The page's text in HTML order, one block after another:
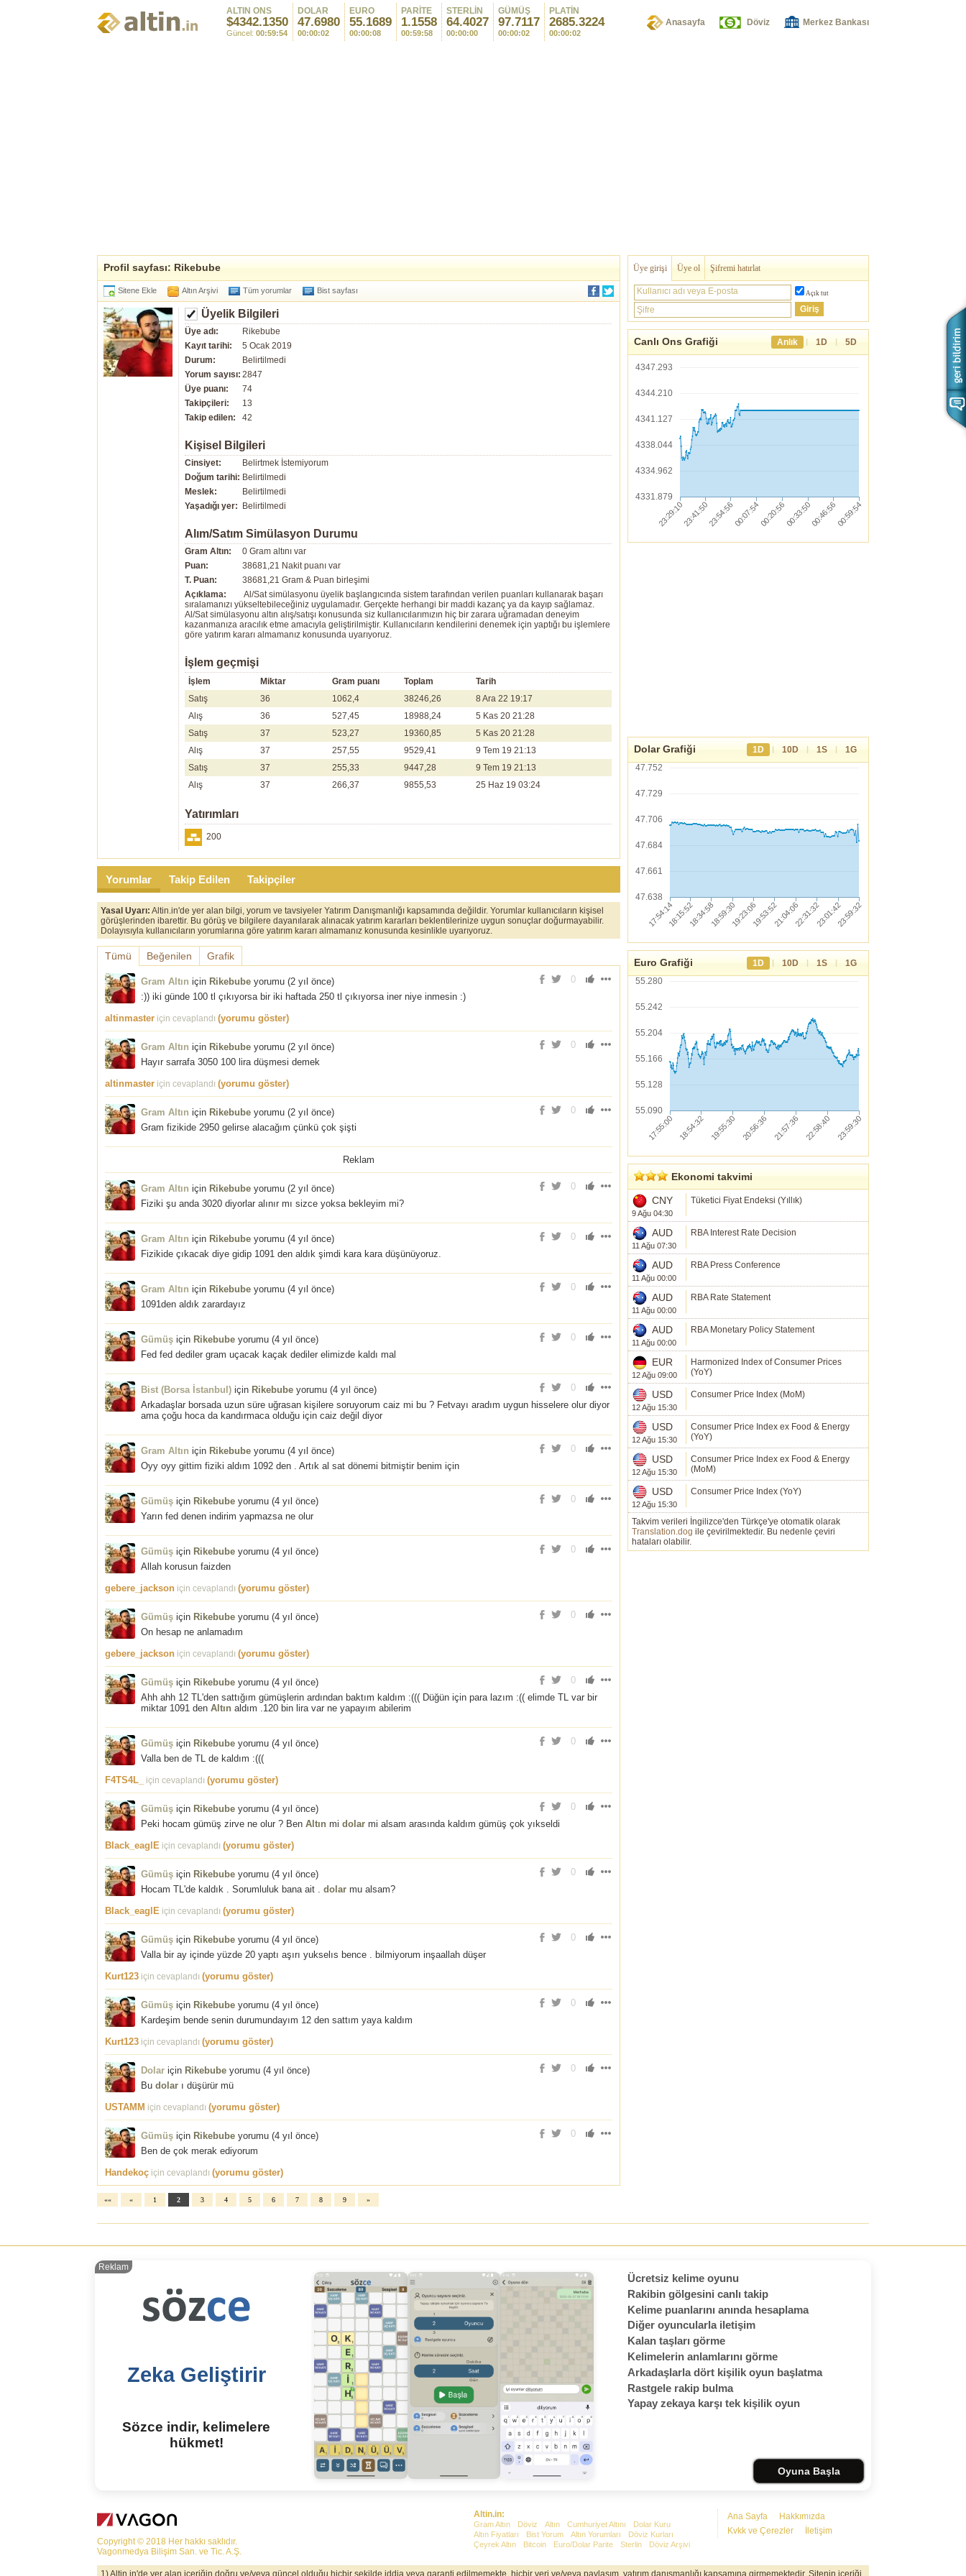
ALTIN ONS
$4342.1350
Güncel: 00:59:54
DOLAR
47.6980
00:00:02
EURO
55.1689
00:00:08
PARİTE
1.1558
00:59:58
STERLİN
64.4027
00:00:00
GÜMÜŞ
97.7117
00:00:02
PLATİN
2685.3224
00:00:02
Anasayfa Döviz Merkez Bankası
Profil sayfası: Rikebube
Sitene Ekle Altın Arşivi Tüm yorumlar Bist sayfası
Üyelik Bilgileri
Üye adı:
Rikebube
Kayıt tarihi:
5 Ocak 2019
Durum:
Belirtilmedi
Yorum sayısı: 2847
Üye puanı:
74
Takipçileri:
13
Takip edilen:
42
Kişisel Bilgileri
Cinsiyet:
Belirtmek İstemiyorum
Doğum tarihi: Belirtilmedi
Meslek:
Belirtilmedi
Yaşadığı yer:
Belirtilmedi
Alım/Satım Simülasyon Durumu
Gram Altın:
0 Gram altını var
Puan:
38681,21 Nakit puanı var
T. Puan:
38681,21 Gram & Puan birleşimi
Açıklama:
Al/Sat simülasyonu üyelik başlangıcında sistem tarafından verilen puanları kullanarak başarı
sıralamanızı yükseltebileceğiniz uygulamadır. Gerçekte herhangi bir maddi kazanç ya da kayıp sağlamaz.
Al/Sat simülasyonu altın alış/satışı konusunda siz kullanıcılarımızın hiç bir zarara uğramadan deneyim
kazanmanıza aracılık etme amacıyla geliştirilmiştir. Kullanıcıların kendilerini denemek için yaptığı bu işlemlere
göre yatırım kararı almamanız konusunda uyarıyoruz.
İşlem geçmişi
İşlem Miktar Gram puanı Toplam
Tarih
Satış
36 1062,4 38246,26
8 Ara 22 19:17
Alış
36 527,45 18988,24
5 Kas 20 21:28
Satış
37 523,27 19360,85
5 Kas 20 21:28
Alış
37 257,55 9529,41
9 Tem 19 21:13
Satış
37 255,33 9447,28
9 Tem 19 21:13
Alış
37 266,37 9855,53 25 Haz 19 03:24
Yatırımları
200
Yorumlar Takip Edilen Takipçiler
Yasal Uyarı: Altin.in'de yer alan bilgi, yorum ve tavsiyeler Yatırım Danışmanlığı kapsamında değildir. Yorumlar kullanıcıların kişisel
görüşlerinden ibarettir. Bu görüş ve bilgilere dayanılarak alınacak yatırım kararları beklentilerinize uygun sonuçlar doğurmayabilir.
Dolayısıyla kullanıcıların yorumlarına göre yatırım kararı almamanız konusunda kesinlikle uyarıyoruz.
Tümü Beğenilen Grafik
0
Gram Altın için Rikebube yorumu (2 yıl önce)
:)) iki günde 100 tl çıkıyorsa bir iki haftada 250 tl çıkıyorsa iner niye inmesin :)
altinmaster için cevaplandı (yorumu göster)
0
Gram Altın için Rikebube yorumu (2 yıl önce)
Hayır sarrafa 3050 100 lira düşmesi demek
altinmaster için cevaplandı (yorumu göster)
0
Gram Altın için Rikebube yorumu (2 yıl önce)
Gram fizikide 2950 gelirse alacağım çünkü çok şişti
Reklam
0
Gram Altın için Rikebube yorumu (2 yıl önce)
Fiziki şu anda 3020 diyorlar alınır mı sizce yoksa bekleyim mi?
0
Gram Altın için Rikebube yorumu (4 yıl önce)
Fizikide çıkacak diye gidip 1091 den aldık şimdi kara kara düşünüyoruz.
0
Gram Altın için Rikebube yorumu (4 yıl önce)
1091den aldık zarardayız
0
Gümüş için Rikebube yorumu (4 yıl önce)
Fed fed dediler gram uçacak kaçak dediler elimizde kaldı mal
0
Bist (Borsa İstanbul) için Rikebube yorumu (4 yıl önce)
Arkadaşlar borsada uzun süre uğrasan kişilere soruyorum caiz mi bu ? Fetvayı aradım uygun hisselere olur diyor
ama çoğu hoca da kandırmaca olduğu için caiz değil diyor
0
Gram Altın için Rikebube yorumu (4 yıl önce)
Oyy oyy gittim fiziki aldım 1092 den . Artık al sat dönemi bitmiştir benim için
0
Gümüş için Rikebube yorumu (4 yıl önce)
Yarın fed denen indirim yapmazsa ne olur
0
Gümüş için Rikebube yorumu (4 yıl önce)
Allah korusun faizden
gebere_jackson için cevaplandı (yorumu göster)
0
Gümüş için Rikebube yorumu (4 yıl önce)
On hesap ne anlamadım
gebere_jackson için cevaplandı (yorumu göster)
0
Gümüş için Rikebube yorumu (4 yıl önce)
Ahh ahh 12 TL'den sattığım gümüşlerin ardından baktım kaldım :((( Düğün için para lazım :(( elimde TL var bir
miktar 1091 den Altın aldım .120 bin lira var ne yapayım abilerim
0
Gümüş için Rikebube yorumu (4 yıl önce)
Valla ben de TL de kaldım :(((
F4TS4L_
için cevaplandı (yorumu göster)
0
Gümüş için Rikebube yorumu (4 yıl önce)
Peki hocam gümüş zirve ne olur ? Ben Altın mi dolar mi alsam arasında kaldım gümüş çok yıkseldi
Black_eaglE için cevaplandı (yorumu göster)
0
Gümüş için Rikebube yorumu (4 yıl önce)
Hocam TL'de kaldık . Sorumluluk bana ait . dolar mu alsam?
Black_eaglE için cevaplandı (yorumu göster)
0
Gümüş için Rikebube yorumu (4 yıl önce)
Valla bir ay içinde yüzde 20 yaptı aşırı yukselıs bence . bilmiyorum inşaallah düşer
Kurt123 için cevaplandı (yorumu göster)
0
Gümüş için Rikebube yorumu (4 yıl önce)
Kardeşim bende senin durumundayım 12 den sattım yaya kaldım
Kurt123 için cevaplandı (yorumu göster)
0
Dolar için Rikebube yorumu (4 yıl önce)
Bu dolar ı düşürür mü
USTAMM için cevaplandı (yorumu göster)
0
Gümüş için Rikebube yorumu (4 yıl önce)
Ben de çok merak ediyorum
Handekoç için cevaplandı (yorumu göster)
«« « 1 2 3 4 5 6 7 8 9 »
Üye girişi Üye ol Şifremi hatırlat
Kullanıcı adı veya E-posta Açık tut
Şifre
Canlı Ons Grafiği Anlık | 1D | 5D
4347.293
4344.210
4341.127
4338.044
4334.962
4331.879
Dolar Grafiği 1D | 10D | 1S |
1G
47.752
47.729
47.706
47.684
47.661
47.638
Euro Grafiği 1D | 10D | 1S |
1G
55.280
55.242
55.204
55.166
55.128
55.090
Ekonomi takvimi
CNY
9 Ağu 04:30
Tüketici Fiyat Endeksi (Yıllık)
AUD
11 Ağu 07:30
RBA Interest Rate Decision
AUD
11 Ağu 00:00
RBA Press Conference
AUD
11 Ağu 00:00
RBA Rate Statement
AUD
11 Ağu 00:00
RBA Monetary Policy Statement
EUR
12 Ağu 09:00
Harmonized Index of Consumer Prices
(YoY)
USD
12 Ağu 15:30
Consumer Price Index (MoM)
USD
12 Ağu 15:30
Consumer Price Index ex Food & Energy
(YoY)
USD
12 Ağu 15:30
Consumer Price Index ex Food & Energy
(MoM)
USD
12 Ağu 15:30
Consumer Price Index (YoY)
Takvim verileri İngilizce'den Türkçe'ye otomatik olarak
Translation.dog ile çevirilmektedir. Bu nedenle çeviri
hataları olabilir.
Zeka Geliştirir
Sözce indir, kelimelere
hükmet!
Ücretsiz kelime oyunu
Rakibin gölgesini canlı takip
Kelime puanlarını anında hesaplama
Diğer oyuncularla iletişim
Kalan taşları görme
Kelimelerin anlamlarını görme
Arkadaşlarla dört kişilik oyun başlatma
Rastgele rakip bulma
Yapay zekaya karşı tek kişilik oyun
Oyuna Başla
Reklam
Ana Sayfa
Hakkımızda
Kvkk ve Çerezler
İletişim
Altin.in:
Gram Altın Döviz Altın Cumhuriyet Altını
Dolar Kuru
Altın Fiyatları
Bist Yorum Altın Yorumları
Döviz Kurları
Çeyrek Altın
Bitcoin Euro/Dolar Parite Sterlin Döviz Arşivi
Copyright © 2018 Her hakkı saklıdır.
Vagonmedya Bilişim San. ve Tic. A.Ş.
1) Altin.in'de yer alan içeriğin doğru ve/veya güncel olduğu hiçbir şekilde iddia veya garanti edilmemekte, hiçbir veri ve/veya paylaşım, yatırım danışmanlığı kapsamına girmemektedir. Sitenin içeriği